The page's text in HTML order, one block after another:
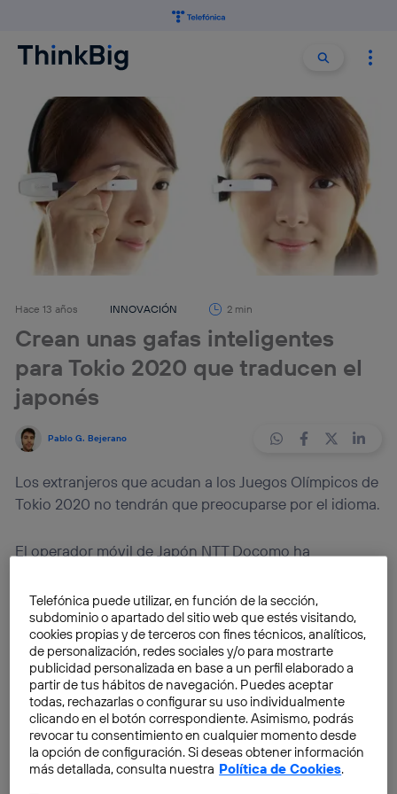
Buscar
Hace 13 años INNOVACIÓN 2 min
Crean unas gafas inteligentes
para Tokio 2020 que traducen el
japonés
Pablo G. Bejerano
Los extranjeros que acudan a los Juegos Olímpicos de
Tokio 2020 no tendrán que preocuparse por el idioma.
El operador móvil de Japón NTT Docomo ha
propósito concreto: traducir cualquier idioma
extranjero al japonés. Para ello ha creado unas gafas
inteligentes que permiten sustituir los caracteres de la
lengua nipona por palabras en su propio idioma. El
dispositivo funciona a tiempo real, de tal forma que si
un usuario está mirando un cartel, instantáneamente
se envían las instrucciones para que éste sea
traducido y aparezca superpuesto el texto
correspondiente.
Telefónica puede utilizar, en función de la sección,
subdominio o apartado del sitio web que estés visitando,
cookies propias y de terceros con fines técnicos, analíticos,
de personalización, redes sociales y/o para mostrarte
publicidad personalizada en base a un perfil elaborado a
partir de tus hábitos de navegación. Puedes aceptar
todas, rechazarlas o configurar su uso individualmente
clicando en el botón correspondiente. Asimismo, podrás
revocar tu consentimiento en cualquier momento desde
la opción de configuración. Si deseas obtener información
más detallada, consulta nuestra Política de Cookies.